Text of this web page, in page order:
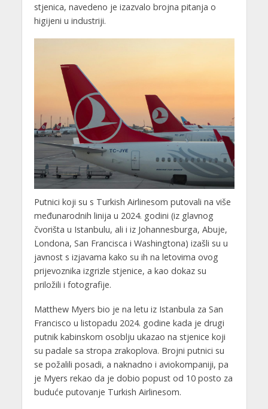
stjenica, navedeno je izazvalo brojna pitanja o
higijeni u industriji.
Putnici koji su s Turkish Airlinesom putovali na više
međunarodnih linija u 2024. godini (iz glavnog
čvorišta u Istanbulu, ali i iz Johannesburga, Abuje,
Londona, San Francisca i Washingtona) izašli su u
javnost s izjavama kako su ih na letovima ovog
prijevoznika izgrizle stjenice, a kao dokaz su
priložili i fotografije.
Matthew Myers bio je na letu iz Istanbula za San
Francisco u listopadu 2024. godine kada je drugi
putnik kabinskom osoblju ukazao na stjenice koji
su padale sa stropa zrakoplova. Brojni putnici su
se požalili posadi, a naknadno i aviokompaniji, pa
je Myers rekao da je dobio popust od 10 posto za
buduće putovanje Turkish Airlinesom.